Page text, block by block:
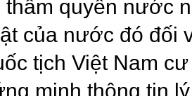
thẩm quyền nước
của nước đó đối
tịch Việt Nam
minh thông tin